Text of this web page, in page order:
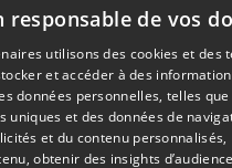
de vos
utilisons des cookies et des
et accéder à des
données personnelles, telles
uniques et des données de
et du contenu
obtenir des insights